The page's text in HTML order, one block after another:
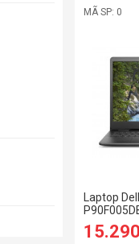
MÃ SP: 0
Laptop
256GB |
| Win 10 |